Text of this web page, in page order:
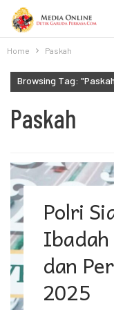
Home Paskah
Browsing Tag:
Paskah
Polri
dan
2025